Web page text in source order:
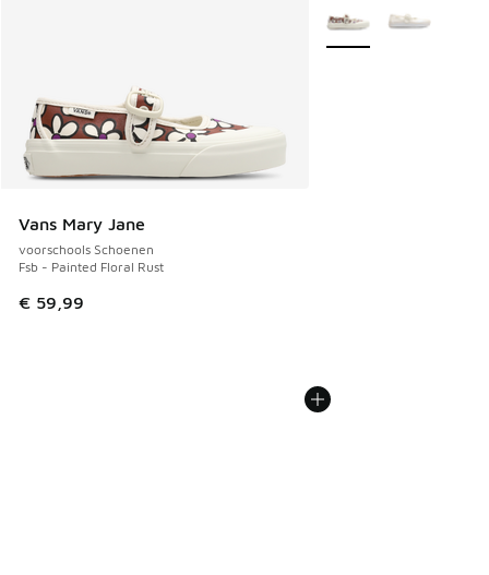
Vans Mary Jane
voorschools Schoenen
Fsb - Painted Floral Rust
€ 59,99
Meer kleuren